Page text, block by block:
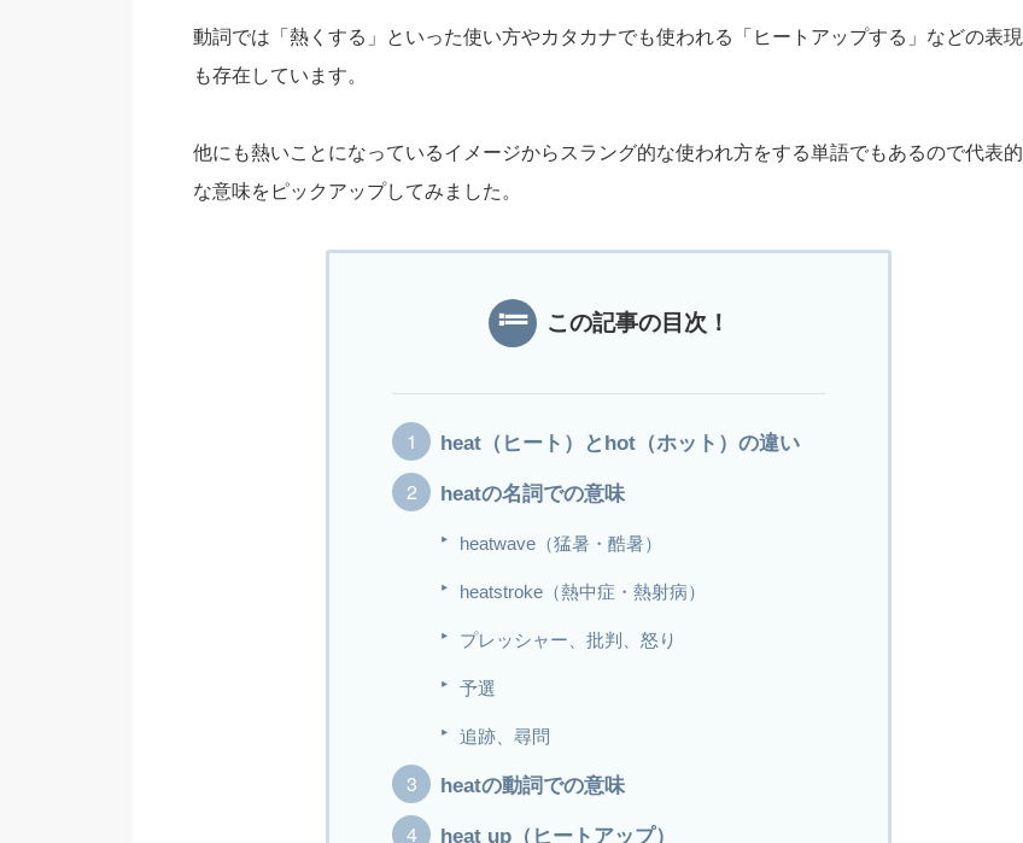
動詞では「熱くする」といった使い方やカタカナでも使われる「ヒートアップする」などの表現
も存在しています。
他にも熱いことになっているイメージからスラング的な使われ方をする単語でもあるので代表的
な意味をピックアップしてみました。
この記事の目次！
heat（ヒート）とhot（ホット）の違い
heatの名詞での意味
heatwave（猛暑・酷暑）
heatstroke（熱中症・熱射病）
プレッシャー、批判、怒り
予選
追跡、尋問
heatの動詞での意味
heat up（ヒートアップ）